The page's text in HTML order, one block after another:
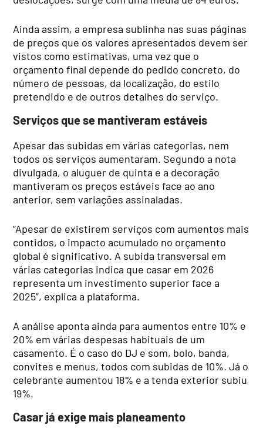
Ainda assim, a empresa sublinha nas suas páginas
de preços que os valores apresentados devem ser
vistos como estimativas, uma vez que o
orçamento final depende do pedido concreto, do
número de pessoas, da localização, do estilo
pretendido e de outros detalhes do serviço.
Serviços que se mantiveram estáveis
Apesar das subidas em várias categorias, nem
todos os serviços aumentaram. Segundo a nota
divulgada, o aluguer de quinta e a decoração
mantiveram os preços estáveis face ao ano
anterior, sem variações assinaladas.
“Apesar de existirem serviços com aumentos mais
contidos, o impacto acumulado no orçamento
global é significativo. A subida transversal em
várias categorias indica que casar em 2026
representa um investimento superior face a
2025”, explica a plataforma.
A análise aponta ainda para aumentos entre 10% e
20% em várias despesas habituais de um
casamento. É o caso do DJ e som, bolo, banda,
convites e menus, todos com subidas de 10%. Já o
celebrante aumentou 18% e a tenda exterior subiu
19%.
Casar já exige mais planeamento